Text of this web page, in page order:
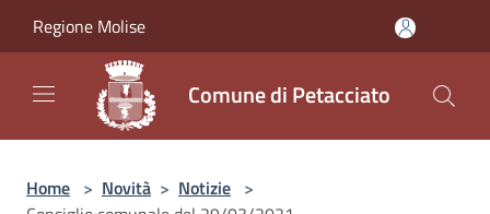
Regione Molise
Comune di Petacciato
Home > Novità > Notizie >